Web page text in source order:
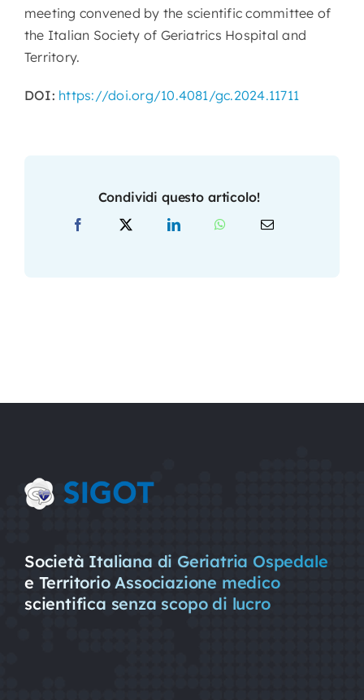
meeting convened by the scientific committee of
the Italian Society of Geriatrics Hospital and
Territory.
DOI: https://doi.org/10.4081/gc.2024.11711
Condividi questo articolo!
Società Italiana di Geriatria Ospedale
e Territorio Associazione medico
scientifica senza scopo di lucro